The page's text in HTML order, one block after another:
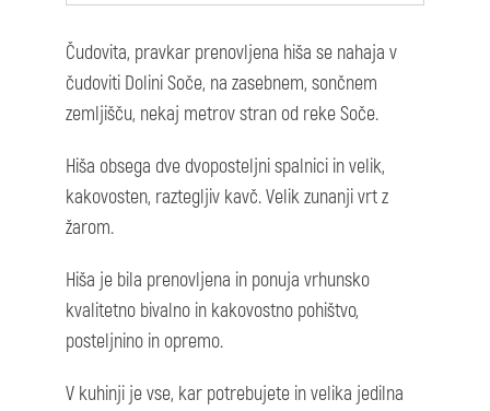
Čudovita, pravkar prenovljena hiša se nahaja v
čudoviti Dolini Soče, na zasebnem, sončnem
zemljišču, nekaj metrov stran od reke Soče.
Hiša obsega dve dvoposteljni spalnici in velik,
kakovosten, raztegljiv kavč. Velik zunanji vrt z
žarom.
Hiša je bila prenovljena in ponuja vrhunsko
kvalitetno bivalno in kakovostno pohištvo,
posteljnino in opremo.
V kuhinji je vse, kar potrebujete in velika jedilna